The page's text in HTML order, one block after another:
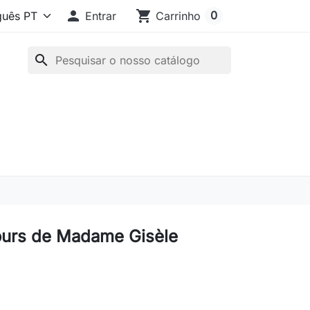
 Entrar shopping_cart Carrinho 0
search
de Madame Gisèle